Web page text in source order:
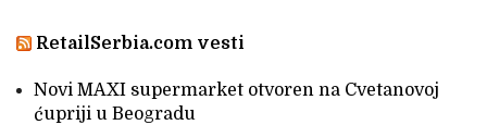
RetailSerbia.com vesti
Novi MAXI supermarket otvoren na Cvetanovoj
ćupriji u Beogradu